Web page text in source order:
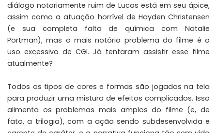
diálogo notoriamente ruim de Lucas está em seu ápice,
assim como a atuação horrível de Hayden Christensen
(e sua completa falta de química com Natalie
Portman), mas o mais notório problema do filme é o
uso excessivo de CGI. Já tentaram assistir esse filme
atualmente?
Todos os tipos de cores e formas são jogados na tela
para produzir uma mistura de efeitos complicados. Isso
alimenta os problemas mais amplos do filme (e, de
fato, a trilogia), com a ação sendo subdesenvolvida e